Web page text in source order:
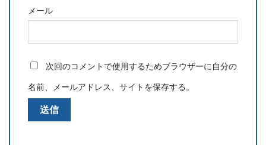
メール
次回のコメントで使用するためブラウザーに自分の
名前、メールアドレス、サイトを保存する。